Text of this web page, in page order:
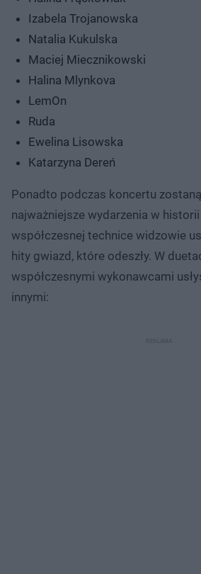
Izabela Trojanowska
Natalia Kukulska
Maciej Miecznikowski
Halina Mlynkova
LemOn
Ruda
Ewelina Lisowska
Katarzyna Dereń
Ponadto podczas koncertu
najważniejsze wydarzenia w
współczesnej technice widzowie
hity gwiazd, które odeszły. W
współczesnymi wykonawcami
innymi: